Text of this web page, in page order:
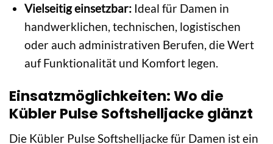
Vielseitig einsetzbar:Ideal für Damen in
handwerklichen, technischen, logistischen
oder auch administrativen Berufen, die Wert
auf Funktionalität und Komfort legen.
Einsatzmöglichkeiten: Wo die
Kübler Pulse Softshelljacke glänzt
Die Kübler Pulse Softshelljacke für Damen ist ein